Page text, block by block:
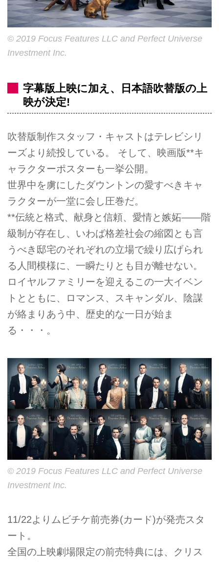
© 2019 Focus Features LLC and Perfect Universe
Investment Inc.
字幕版上映に加え、日本語吹替版の上
映が決定!
吹替版制作スタッフ・キャストはテレビシリ
ーズより続投している。 そして、映画版**キ
ャラクターポスターも一挙公開。
世界中を虜にしたダウントンの愛すべきキャ
ラクターが一堂に会し圧巻だ。
**伝統と格式、献身と信頼、愛情と嫉妬――階
級制が存在し、いわば格差社会の縮図とも言
うべき邸宅のそれぞれの立場で繰り広げられ
る人間模様に、一瞬たりとも目が離せない。
ロイヤルファミリーを迎えるこの一大イベン
トとともに、ロマンス、スキャンダル、陰謀
が絡まりあう中、歴史的な一日が始ま
る・・・。
© 2019 Focus Features LLC and Perfect Universe
Investment Inc.
11/22よりムビチケ前売券(カード)が発売スタ
ート。
全国の上映劇場限定の前売特典には、クリス